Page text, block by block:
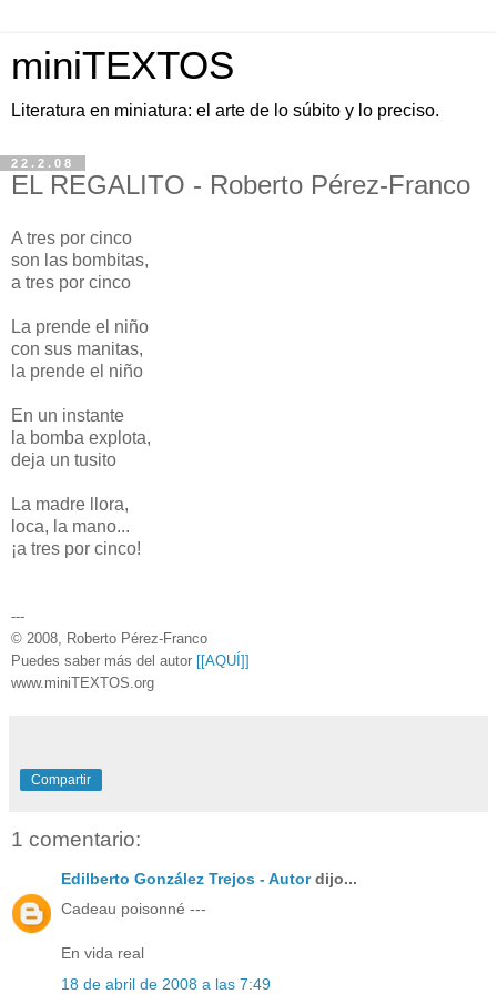
miniTEXTOS
Literatura en miniatura: el arte de lo súbito y lo preciso.
22.2.08
EL REGALITO - Roberto Pérez-Franco
A tres por cinco
son las bombitas,
a tres por cinco
La prende el niño
con sus manitas,
la prende el niño
En un instante
la bomba explota,
deja un tusito
La madre llora,
loca, la mano...
¡a tres por cinco!
---
© 2008, Roberto Pérez-Franco
Puedes saber más del autor [[AQUÍ]]
www.miniTEXTOS.org
Compartir
1 comentario:
Edilberto González Trejos - Autordijo...
Cadeau poisonné ---
En vida real
18 de abril de 2008 a las 7:49